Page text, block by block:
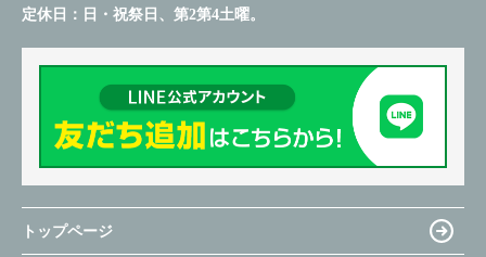
定休日： 日・祝祭日、第2第4土曜。
トップページ